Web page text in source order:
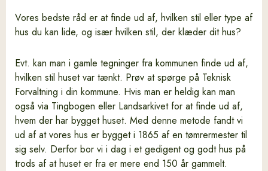
Vores bedste råd er at finde ud af, hvilken stil eller type af
hus du kan lide, og især hvilken stil, der klæder dit hus?
Evt. kan man i gamle tegninger fra kommunen finde ud af,
hvilken stil huset var tænkt. Prøv at spørge på Teknisk
Forvaltning i din kommune. Hvis man er heldig kan man
også via Tingbogen eller Landsarkivet for at finde ud af,
hvem der har bygget huset. Med denne metode fandt vi
ud af at vores hus er bygget i 1865 af en tømrermester til
sig selv. Derfor bor vi i dag i et gedigent og godt hus på
trods af at huset er fra er mere end 150 år gammelt.